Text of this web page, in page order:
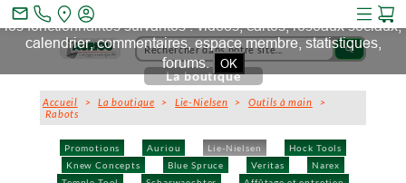
search
Promotions Auriou Lie-Nielsen
Hock Tools
Knew Concepts
Blue Spruce Veritas
Narex
La boutique
Accueil >La boutique >Lie-Nielsen >Outils à main >
Rabots
mail_outline
Ce site et des sites tiers qu'il utilise collectent des cookies pour
les fonctionnalités suivantes : vidéos, cartes, réseaux sociaux,
calendrier, commentaires, espace membre, statistiques,
forums. OK